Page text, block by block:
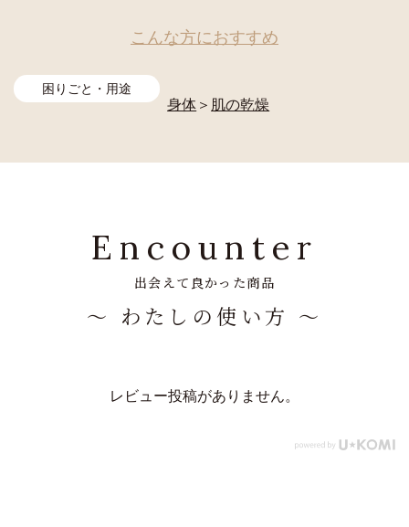
こんな方におすすめ
困りごと・用途
身体 ＞ 肌の乾燥
Encounter
出会えて良かった商品
～ わたしの使い方 ～
レビュー投稿がありません。